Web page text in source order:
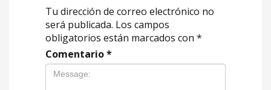
Tu dirección de correo electrónico no
será publicada. Los campos
obligatorios están marcados con *
Comentario*